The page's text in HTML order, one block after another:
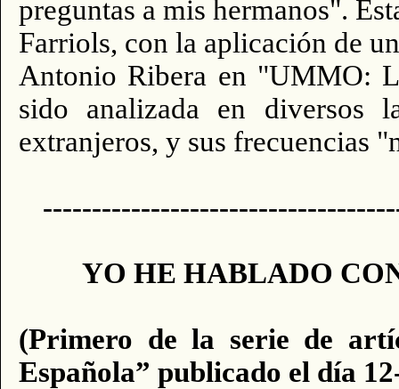
preguntas a mis hermanos".
Farriols, con la aplicación de
Antonio Ribera en "UMMO:
sido analizada en diversos
extranjeros, y sus frecuencias
YO HE HABLADO
(Primero de la serie de
Española” publicado el día